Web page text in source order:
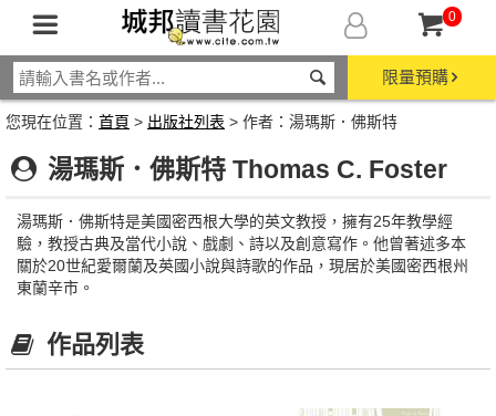
0
限量預購
您現在位置： 首頁 > 出版社列表 > 作者：湯瑪斯．佛斯特
湯瑪斯．佛斯特 Thomas C. Foster
湯瑪斯．佛斯特是美國密西根大學的英文教授，擁有25年教學經
驗，教授古典及當代小說、戲劇、詩以及創意寫作。他曾著述多本
關於20世紀愛爾蘭及英國小說與詩歌的作品，現居於美國密西根州
東蘭辛市。
作品列表